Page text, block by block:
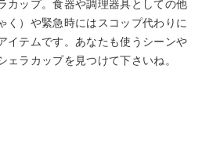
カップ。食器や調理器具としての他
く）や緊急時にはスコップ代わりに
イテムです。あなたも使うシーンや
ェラカップを見つけて下さいね。